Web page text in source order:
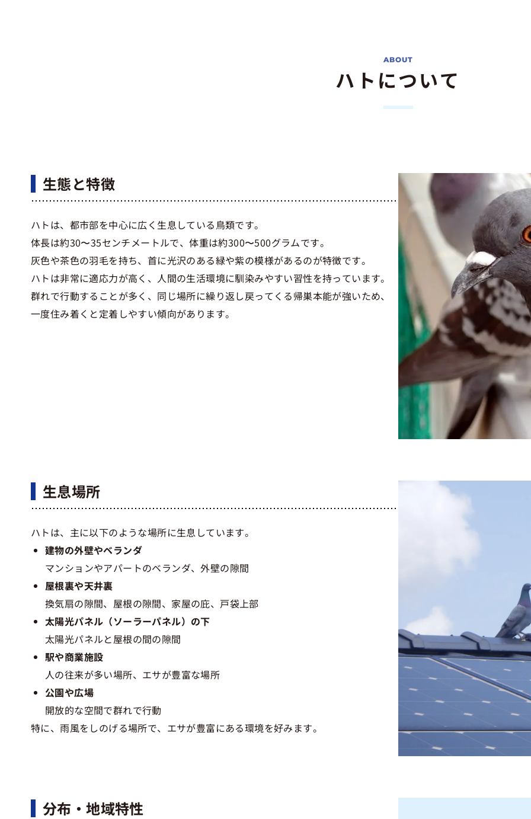
ハトについて
生態と特徴
ハトは、都市部を中心に広く生息している鳥類です。
体長は約30〜35センチメートルで、体重は約300〜500グラムです。
灰色や茶色の羽毛を持ち、首に光沢のある緑や紫の模様があるのが特徴です。
ハトは非常に適応力が高く、人間の生活環境に馴染みやすい習性を持っています。
群れで行動することが多く、同じ場所に繰り返し戻ってくる帰巣本能が強いため、
一度住み着くと定着しやすい傾向があります。
生息場所
ハトは、主に以下のような場所に生息しています。
建物の外壁やベランダ
マンションやアパートのベランダ、外壁の隙間
屋根裏や天井裏
換気扇の隙間、屋根の隙間、家屋の庇、戸袋上部
太陽光パネル（ソーラーパネル）の下
太陽光パネルと屋根の間の隙間
駅や商業施設
人の往来が多い場所、エサが豊富な場所
公園や広場
開放的な空間で群れで行動
特に、雨風をしのげる場所で、エサが豊富にある環境を好みます。
分布・地域特性